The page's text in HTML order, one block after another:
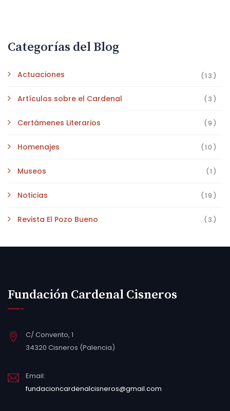
Categorías del Blog
Actuaciones (13)
Artículos sobre el Cardenal (3)
Certámenes Literarios (9)
Homenajes (10)
Museos (1)
Noticias (19)
Revista El Pozo Bueno (3)
Fundación Cardenal Cisneros
C/ Convento, 1
34320 Cisneros (Palencia)
Email:
fundacioncardenalcisneros@gmail.com